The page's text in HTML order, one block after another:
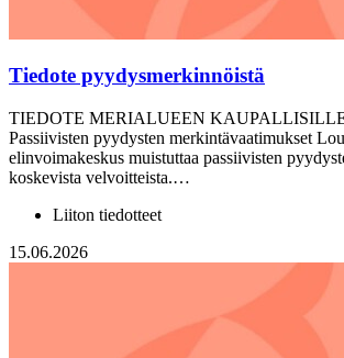
Tiedote pyydysmerkinnöistä
TIEDOTE MERIALUEEN
Passiivisten pyydysten merkintävaatimukset
elinvoimakeskus muistuttaa passiivisten
koskevista velvoitteista.…
Liiton tiedotteet
15.06.2026